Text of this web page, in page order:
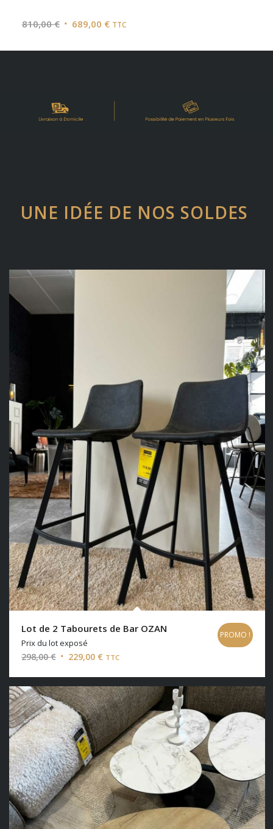
810,00€ Le
initial
689,00 €Le
actuel
TTC
UNE IDÉE DE NOS SOLDES
Lot de 2 Tabourets de Bar OZAN
Prix du lot exposé
298,00€ Le
initial
était :
298,00 €.
229,00 € Le
actuel
est :
229,00 €.
TTC
PROMO !